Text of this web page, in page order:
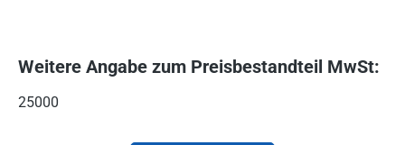
Weitere Angabe zum Preisbestandteil MwSt:
25000